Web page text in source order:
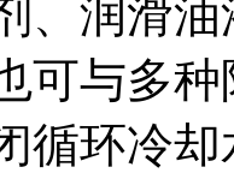
、润滑
可与多
循环冷